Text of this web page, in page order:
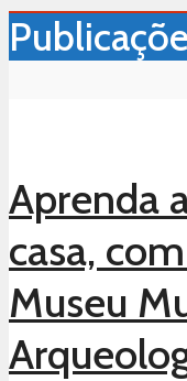
Aprenda
casa,
Museu